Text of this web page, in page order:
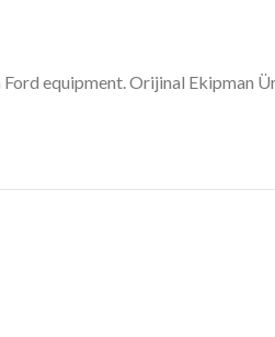
equipment. Orijinal Ekipman